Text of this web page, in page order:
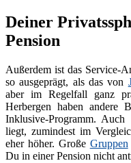
Deiner
Pension
Außerdem ist das Service-
so ausgeprägt, als das von
aber im Regelfall ganz
Herbergen haben
Inklusive-Programm.
liegt, zumindest im
eher höher. Große Gruppen
Du in einer Pension nicht